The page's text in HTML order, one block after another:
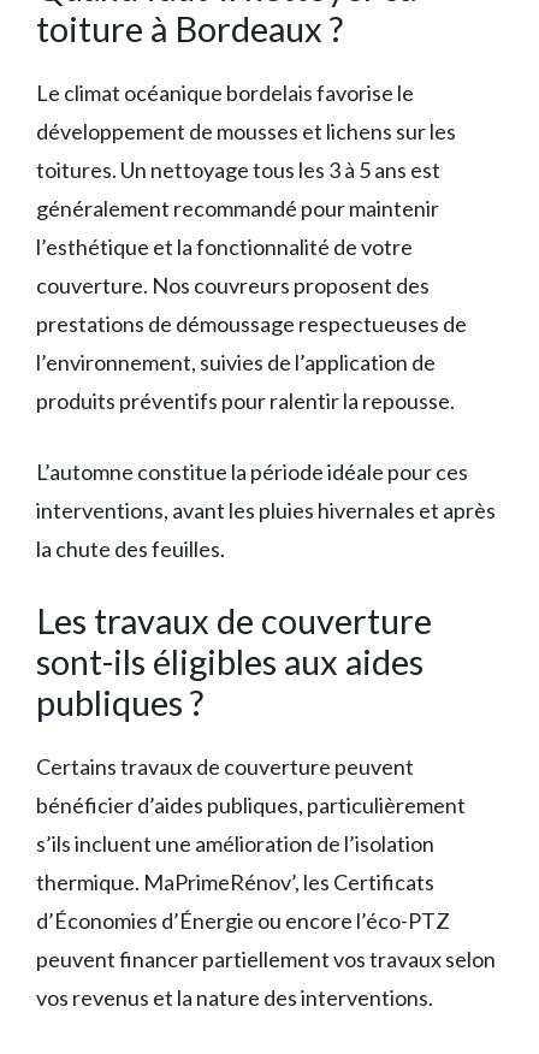
toiture à Bordeaux ?
Le climat océanique bordelais favorise le
développement de mousses et lichens sur les
toitures. Un nettoyage tous les 3 à 5 ans est
généralement recommandé pour maintenir
l’esthétique et la fonctionnalité de votre
couverture. Nos couvreurs proposent des
prestations de démoussage respectueuses de
l’environnement, suivies de l’application de
produits préventifs pour ralentir la repousse.
L’automne constitue la période idéale pour ces
interventions, avant les pluies hivernales et après
la chute des feuilles.
Les travaux de couverture
sont-ils éligibles aux aides
publiques ?
Certains travaux de couverture peuvent
bénéficier d’aides publiques, particulièrement
s’ils incluent une amélioration de l’isolation
thermique. MaPrimeRénov’, les Certificats
d’Économies d’Énergie ou encore l’éco-PTZ
peuvent financer partiellement vos travaux selon
vos revenus et la nature des interventions.